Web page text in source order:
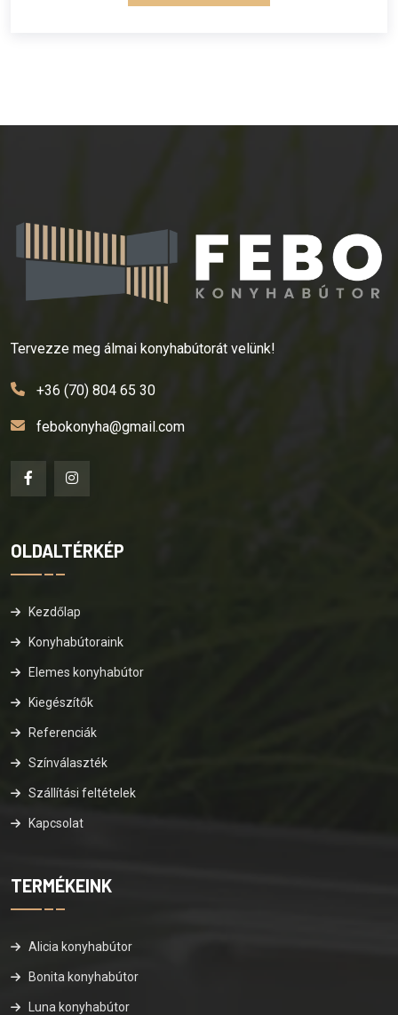
Tervezze meg álmai konyhabútorát velünk!
+36 (70) 804 65 30
febokonyha@gmail.com
OLDALTÉRKÉP
Kezdőlap
Konyhabútoraink
Elemes konyhabútor
Kiegészítők
Referenciák
Színválaszték
Szállítási feltételek
Kapcsolat
TERMÉKEINK
Alicia konyhabútor
Bonita konyhabútor
Luna konyhabútor